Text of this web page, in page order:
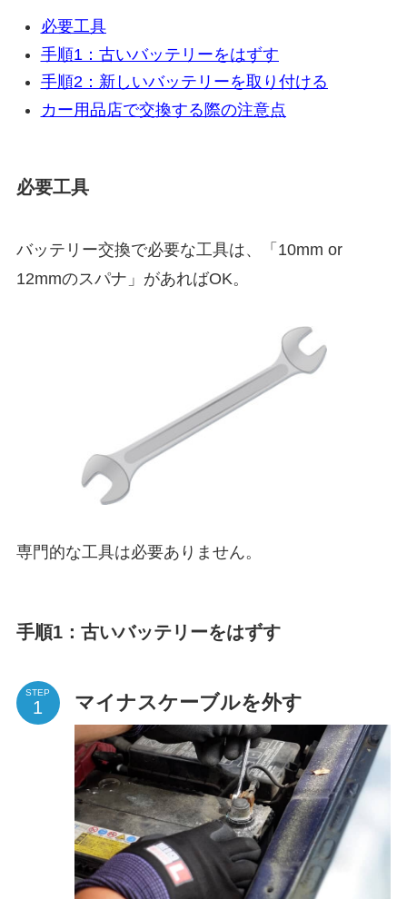
必要工具
手順1：古いバッテリーをはずす
手順2：新しいバッテリーを取り付ける
カー用品店で交換する際の注意点
必要工具
バッテリー交換で必要な工具は、「10mm or
12mmのスパナ」があればOK。
専門的な工具は必要ありません。
手順1：古いバッテリーをはずす
STEP マイナスケーブルを外す